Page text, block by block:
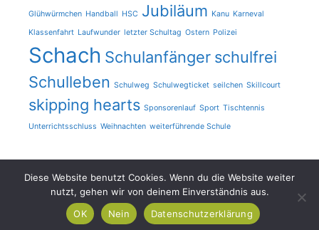
Glühwürmchen Handball HSC Jubiläum Kanu Karneval
Klassenfahrt Laufwunder letzter Schultag Ostern Polizei
Schach Schulanfänger schulfrei
Schulleben Schulweg Schulwegticket seilchen Skillcourt
skipping hearts Sponsorenlauf Sport Tischtennis
Unterrichtsschluss Weihnachten weiterführende Schule
© 2026 Bodelschwingh Schule• Erstellt mitGeneratePress
Diese Website benutzt Cookies. Wenn du die Website weiter
nutzt, gehen wir von deinem Einverständnis aus.
OK
Nein Datenschutzerklärung